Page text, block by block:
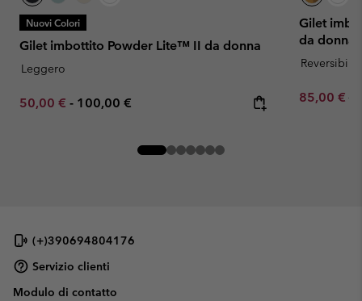
Nuovi Colori
Gilet imbottito Powder Lite™ II da donna
Leggero
Minimum sale price:
50,00 € - Maximum price:
100,00 €
Gilet
da donna
Reversibile
Sale price:
85,00 €
(+)390694804176
Servizio clienti
Modulo di contatto